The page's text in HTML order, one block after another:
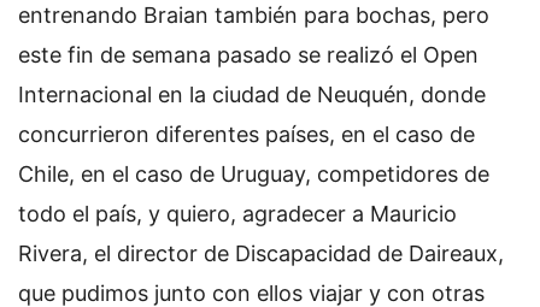
entrenando Braian también para bochas, pero
este fin de semana pasado se realizó el Open
Internacional en la ciudad de Neuquén, donde
concurrieron diferentes países, en el caso de
Chile, en el caso de Uruguay, competidores de
todo el país, y quiero, agradecer a Mauricio
Rivera, el director de Discapacidad de Daireaux,
que pudimos junto con ellos viajar y con otras